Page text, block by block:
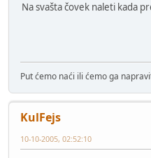
Na svašta čovek naleti kada
Put ćemo naći ili ćemo ga
KulFejs
10-10-2005, 02:52:10